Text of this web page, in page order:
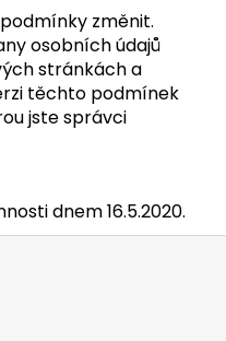
změnit.
osobních údajů
stránkách a
těchto podmínek
jste správci
dnem 16.5.2020.